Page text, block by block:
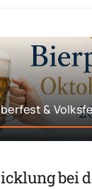
&
bei